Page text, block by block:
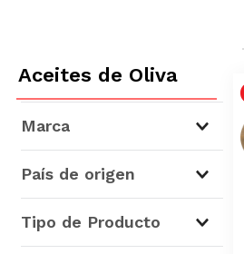
Aceites de Oliva
Marca
Filippo Berio (9)
País de origen
Tipo de Producto